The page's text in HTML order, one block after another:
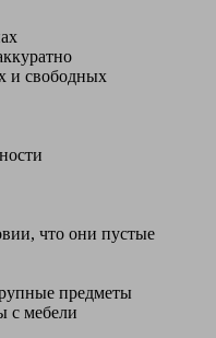
и свободных
что они пустые
предметы
с мебели